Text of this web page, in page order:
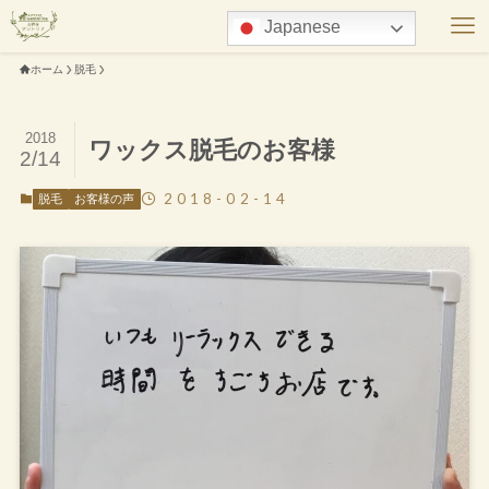
ホーム 脱毛
ワックス脱毛のお客様
2018
2/14
脱毛 お客様の声 2018-02-14
Japanese